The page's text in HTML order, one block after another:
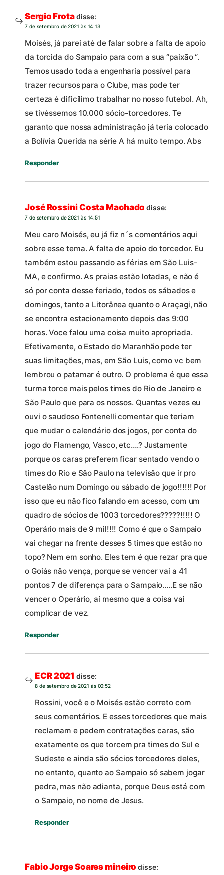
Sergio Frotadisse:
7 de setembro de 2021 às 14:13
Moisés, já parei até de falar sobre a falta de apoio
da torcida do Sampaio para com a sua “paixão “.
Temos usado toda a engenharia possível para
trazer recursos para o Clube, mas pode ter
certeza é dificílimo trabalhar no nosso futebol. Ah,
se tivéssemos 10.000 sócio-torcedores. Te
garanto que nossa administração já teria colocado
a Bolívia Querida na série A há muito tempo. Abs
Responder
José Rossini Costa Machado disse:
7 de setembro de 2021 às 14:51
Meu caro Moisés, eu já fiz n´s comentários aqui
sobre esse tema. A falta de apoio do torcedor. Eu
também estou passando as férias em São Luis-
MA, e confirmo. As praias estão lotadas, e não é
só por conta desse feriado, todos os sábados e
domingos, tanto a Litorânea quanto o Araçagi, não
se encontra estacionamento depois das 9:00
horas. Voce falou uma coisa muito apropriada.
Efetivamente, o Estado do Maranhão pode ter
suas limitações, mas, em São Luis, como vc bem
lembrou o patamar é outro. O problema é que essa
turma torce mais pelos times do Rio de Janeiro e
São Paulo que para os nossos. Quantas vezes eu
ouvi o saudoso Fontenelli comentar que teriam
que mudar o calendário dos jogos, por conta do
jogo do Flamengo, Vasco, etc….? Justamente
porque os caras preferem ficar sentado vendo o
times do Rio e São Paulo na televisão que ir pro
Castelão num Domingo ou sábado de jogo!!!!!! Por
isso que eu não fico falando em acesso, com um
quadro de sócios de 1003 torcedores?????!!!!! O
Operário mais de 9 mil!!!! Como é que o Sampaio
vai chegar na frente desses 5 times que estão no
topo? Nem em sonho. Eles tem é que rezar pra que
o Goiás não vença, porque se vencer vai a 41
pontos 7 de diferença para o Sampaio…..E se não
vencer o Operário, aí mesmo que a coisa vai
complicar de vez.
Responder
ECR 2021 disse:
8 de setembro de 2021 às 00:52
Rossini, você e o Moisés estão correto com
seus comentários. E esses torcedores que mais
reclamam e pedem contratações caras, são
exatamente os que torcem pra times do Sul e
Sudeste e ainda são sócios torcedores deles,
no entanto, quanto ao Sampaio só sabem jogar
pedra, mas não adianta, porque Deus está com
o Sampaio, no nome de Jesus.
Responder
Fabio Jorge Soares mineiro disse: